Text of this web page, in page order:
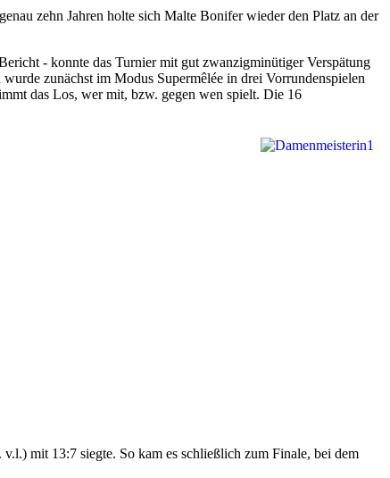
zehn Jahren holte sich Malte Bonifer wieder den Platz an der
- konnte das Turnier mit gut zwanzigminütiger Verspätung
zunächst im Modus Supermêlée in drei Vorrundenspielen
das Los, wer mit, bzw. gegen wen spielt. Die 16
mit 13:7 siegte. So kam es schließlich zum Finale, bei dem